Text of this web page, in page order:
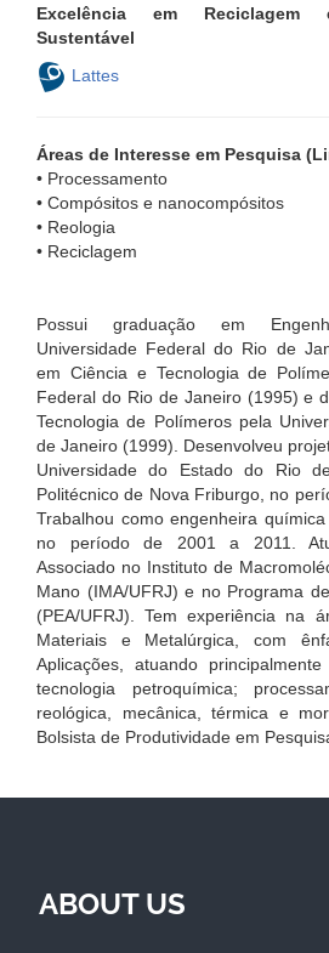
Excelência em Reciclagem
Sustentável
Lattes
Áreas de Interesse em Pesquisa
• Processamento
• Compósitos e nanocompósitos
• Reologia
• Reciclagem
Possui graduação em
Universidade Federal do Rio de
em Ciência e Tecnologia de
Federal do Rio de Janeiro (1995) e
Tecnologia de Polímeros pela
de Janeiro (1999). Desenvolveu
Universidade do Estado do Rio
Politécnico de Nova Friburgo, no
Trabalhou como engenheira química
no período de 2001 a 2011.
Associado no Instituto de
Mano (IMA/UFRJ) e no Programa
(PEA/UFRJ). Tem experiência na
Materiais e Metalúrgica, com
Aplicações, atuando
tecnologia petroquímica;
reológica, mecânica, térmica e
Bolsista de Produtividade em
ABOUT US